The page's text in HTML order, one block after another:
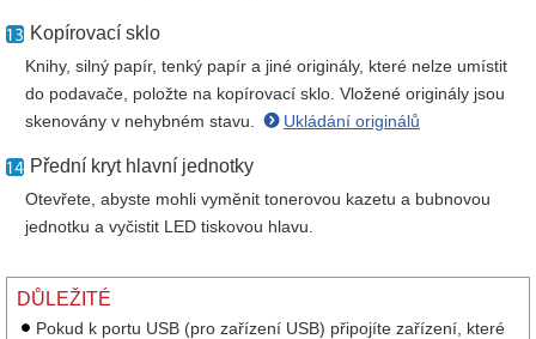
Kopírovací sklo
Knihy, silný papír, tenký papír a jiné originály, které nelze umístit
do podavače, položte na kopírovací sklo. Vložené originály jsou
skenovány v nehybném stavu.
Ukládání originálů
Přední kryt hlavní jednotky
Otevřete, abyste mohli vyměnit tonerovou kazetu a bubnovou
jednotku a vyčistit LED tiskovou hlavu.
DŮLEŽITÉ
Pokud k portu USB (pro zařízení USB) připojíte zařízení, které